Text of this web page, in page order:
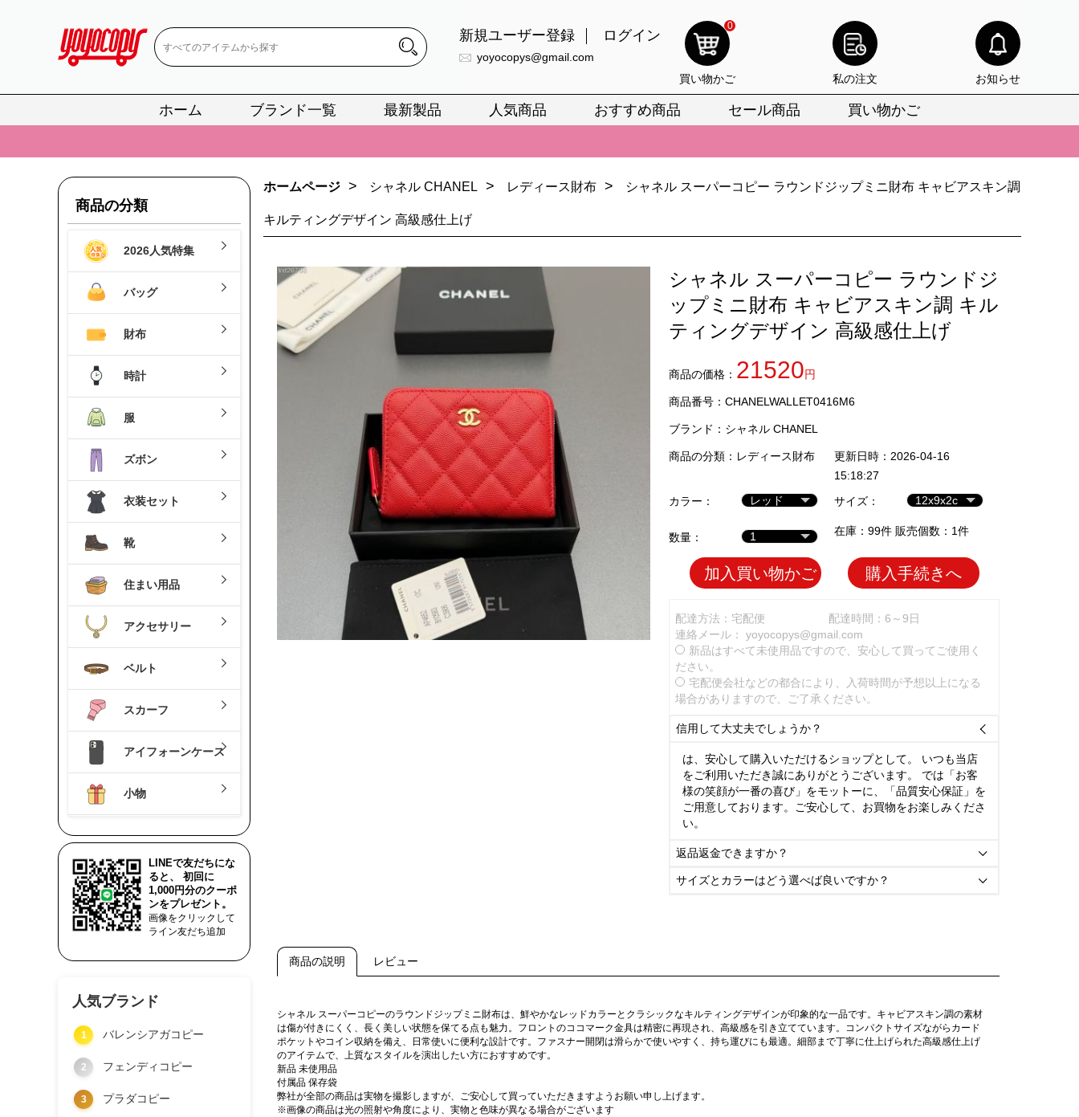
新規ユーザー登録 ログイン
yoyocopys@gmail.com
0
買い物かご 私の注文 お知らせ
ホーム ブランド一覧 最新製品 人気商品 おすすめ商品 セール商品 買い物かご
📢 当店は正真正銘のn級スーパーコピーのみ取扱い。最高品質の再現度を安心してお選びいただけます。
📢 2026春の新作続々更新中！期間中のご注文でお得な割引をご利用いただけます。
📢 新作入荷！ルイ・ヴィトンスーパーコピー バッグ最新モデルが登場。上質な仕上がりをお見逃しなく。
📢 当店は正真正銘のn級スーパーコピーのみ取扱い。最高品質の再現度を安心してお選びいただけます。
📢 新作入荷！ルイ・ヴィトンスーパーコピー バッグ最新モデルが登場。上質な仕上がりをお見逃しなく。
商品の分類
2026人気特集
バッグ
財布
時計
服
ズボン
衣装セット
靴
住まい用品
アクセサリー
ベルト
スカーフ
アイフォーンケース
小物
LINEで友だちにな
ると、 初回に
1,000円分のクーポ
ンをプレゼント。
画像をクリックして
ライン友だち追加
人気ブランド
1 バレンシアガコピー
2 フェンディコピー
3 プラダコピー
ホームページ > シャネル CHANEL > レディース財布 > シャネル スーパーコピー ラウンドジップミニ財布 キャビアスキン調
キルティングデザイン 高級感仕上げ
シャネル スーパーコピー ラウンドジ
ップミニ財布 キャビアスキン調 キル
ティングデザイン 高級感仕上げ
商品の価格： 21520円
商品番号：CHANELWALLET0416M6
ブランド： シャネル CHANEL
商品の分類： レディース財布
更新日時：2026-04-16
15:18:27
カラー：
サイズ：
数量： 在庫：99件 販売個数：1件
加入買い物かご 購入手続きへ
配達方法：宅配便
配達時間：6～9日
連絡メール： yoyocopys@gmail.com
新品はすべて未使用品ですので、安心して買ってご使用く
ださい。
宅配便会社などの都合により、入荷時間が予想以上になる
場合がありますので、ご了承ください。
信用して大丈夫でしょうか？ 
は、安心して購入いただけるショップとして。 いつも当店
をご利用いただき誠にありがとうございます。 では「お客
様の笑顔が一番の喜び」をモットーに、「品質安心保証」を
ご用意しております。ご安心して、お買物をお楽しみくださ
い。
返品返金できますか？ 
サイズとカラーはどう選べば良いですか？ 
商品の説明 レビュー
シャネル スーパーコピーのラウンドジップミニ財布は、鮮やかなレッドカラーとクラシックなキルティングデザインが印象的な一品です。キャビアスキン調の素材
は傷が付きにくく、長く美しい状態を保てる点も魅力。フロントのココマーク金具は精密に再現され、高級感を引き立てています。コンパクトサイズながらカード
ポケットやコイン収納を備え、日常使いに便利な設計です。ファスナー開閉は滑らかで使いやすく、持ち運びにも最適。細部まで丁寧に仕上げられた高級感仕上げ
のアイテムで、上質なスタイルを演出したい方におすすめです。
新品 未使用品
付属品 保存袋
弊社が全部の商品は実物を撮影しますが、ご安心して買っていただきますようお願い申し上げます。
※画像の商品は光の照射や角度により、実物と色味が異なる場合がございます